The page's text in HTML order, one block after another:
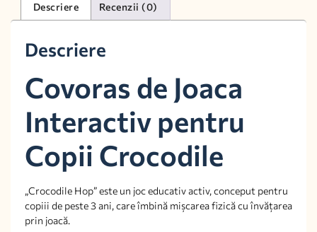
Descriere Recenzii (0)
Descriere
Covoras de Joaca
Interactiv pentru
Copii Crocodile
„Crocodile Hop” este un joc educativ activ, conceput pentru
copiii de peste 3 ani, care îmbină mișcarea fizică cu învățarea
prin joacă.